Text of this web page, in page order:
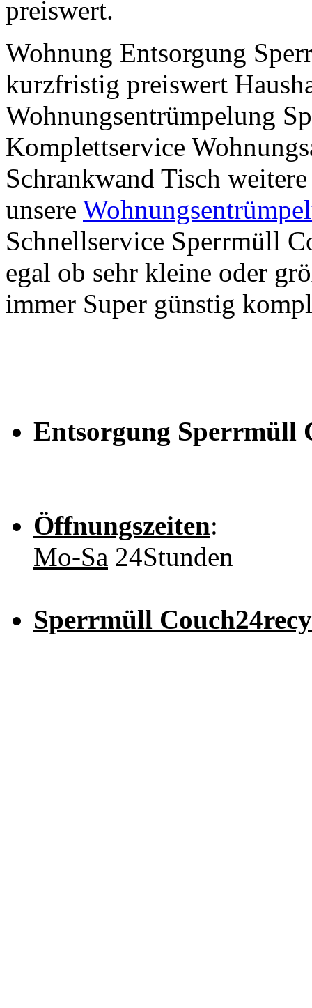
preiswert.
Wohnung Entsorgung
kurzfristig preiswert
Wohnungsentrümpelung
Komplettservice
Schrankwand Tisch
unsere
Schnellservice Sperrmüll
egal ob sehr kleine oder
immer Super günstig
Entsorgung Sperrmüll
Öffnungszeiten:
Mo-Sa 24Stunden
Sperrmüll